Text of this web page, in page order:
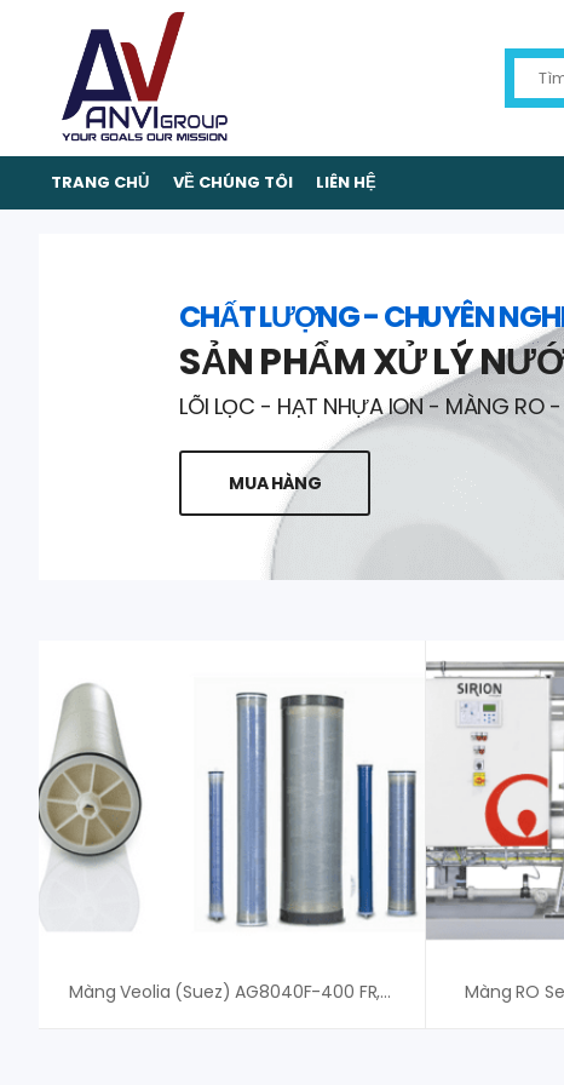
TRANG CHỦ VỀ CHÚNG TÔI LIÊN HỆ
CHẤT LƯỢNG - CHUYÊN
SẢN PHẨM XỬ LÝ
LÕI LỌC - HẠT NHỰA ION - MÀNG RO
MUA HÀNG
Màng Veolia (Suez) AG8040F-400 FR,34 Màng RO